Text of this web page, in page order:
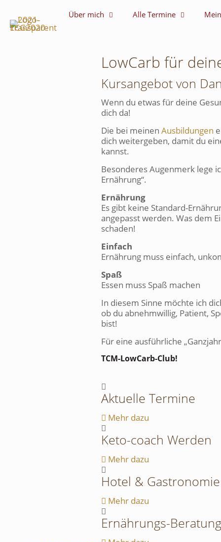
Über mich Alle Termine
LowCarb für
Kursangebot von
Wenn du etwas für deine
dich da!
Die bei meinen Ausbildungen
dich weitergeben, damit du
kannst.
Besonderes Augenmerk lege
Ernährung“.
Ernährung
Es gibt keine Standard-
angepasst werden. Was dem
schaden!
Einfach
Ernährung muss einfach,
Spaß
Essen muss Spaß machen
In diesem Sinne möchte ich
ob du abnehmwillig, Patient,
bist!
Für eine ausführliche
TCM-LowCarb-Club!
Aktuelle Termine
Mehr dazu
Keto-coach Werden
Mehr dazu
Hotel & Gastronomie
Mehr dazu
Ernährungs-Beratung